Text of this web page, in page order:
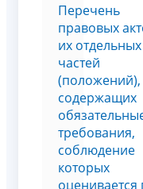
Перечень
правовых
их отдельных
частей
(положений),
содержащих
требования,
соблюдение
которых
оценивается